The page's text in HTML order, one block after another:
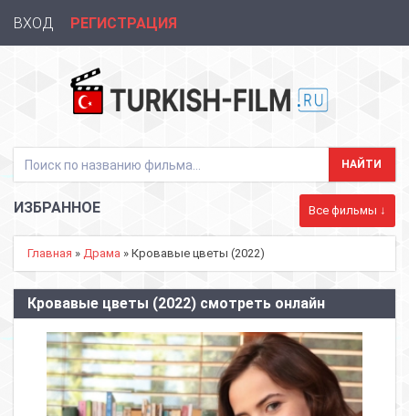
ВХОД РЕГИСТРАЦИЯ
ИЗБРАННОЕ Все фильмы ↓
Главная » Драма » Кровавые цветы (2022)
Кровавые цветы (2022) смотреть онлайн